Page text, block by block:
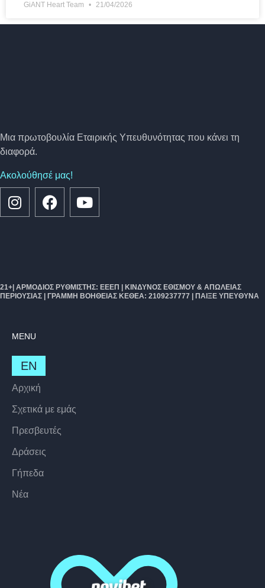
GiANT Heart Team 21/04/2026
Μια πρωτοβουλία Εταιρικής Υπευθυνότητας που κάνει τη
διαφορά.
Ακολούθησέ μας!
21+| ΑΡΜΌΔΙΟΣ ΡΥΘΜΙΣΤΉΣ: ΕΕΕΠ | ΚΊΝΔΥΝΟΣ ΕΘΙΣΜΟΎ & ΑΠΏΛΕΙΑΣ
ΠΕΡΙΟΥΣΊΑΣ | ΓΡΑΜΜΉ ΒΟΉΘΕΙΑΣ ΚΕΘΕΑ: 2109237777 | ΠΑΙΞΕ ΥΠΕΥΘΥΝΑ
MENU
EN
Αρχική
Σχετικά με εμάς
Πρεσβευτές
Δράσεις
Γήπεδα
Nέα